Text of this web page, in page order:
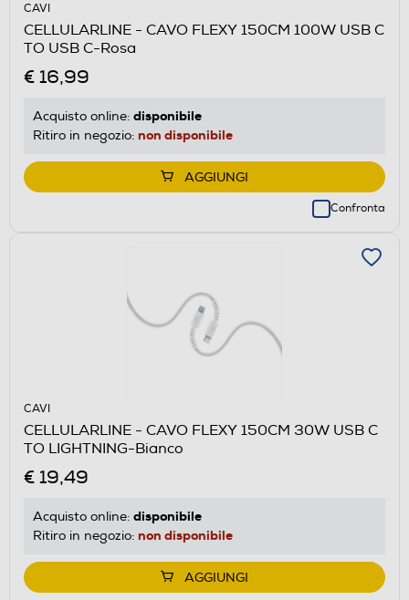
CAVI
CELLULARLINE - CAVO FLEXY 150CM 100W USB C
TO USB C-Rosa
€ 16,99
Acquisto online: disponibile
Ritiro in negozio: non disponibile
AGGIUNGI
Confronta
CAVI
CELLULARLINE - CAVO FLEXY 150CM 30W USB C
TO LIGHTNING-Bianco
€ 19,49
Acquisto online: disponibile
Ritiro in negozio: non disponibile
AGGIUNGI